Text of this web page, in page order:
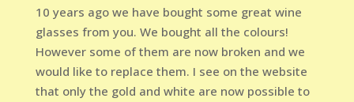
10 years ago we have bought some great wine
glasses from you. We bought all the colours!
However some of them are now broken and we
would like to replace them. I see on the website
that only the gold and white are now possible to